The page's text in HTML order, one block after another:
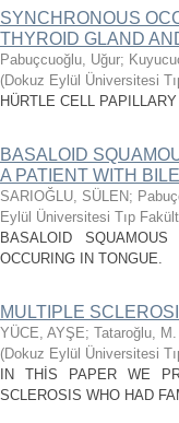
SYNCHRONOUS
THYROID GLAND
Pabuçcuoğlu, Uğur;
(Dokuz Eylül Üniversitesi
HÜRTLE CELL
BASALOID
A PATIENT WITH
SARIOĞLU, SÜLEN;
Eylül Üniversitesi Tıp
BASALOID
OCCURING IN TONGUE.
MULTIPLE
YÜCE, AYŞE; Tataroğlu,
(Dokuz Eylül Üniversitesi
IN THİS PAPER WE
SCLEROSIS WHO HAD